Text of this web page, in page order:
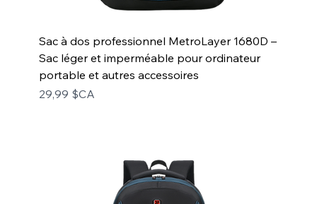
Sac à dos professionnel MetroLayer 1680D –
Sac léger et imperméable pour ordinateur
portable et autres accessoires
Prix
29,99 $CA